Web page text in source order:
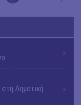
Δημοτική